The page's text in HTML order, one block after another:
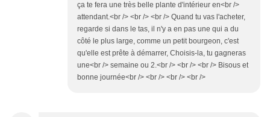
ça te fera une très belle plante d'intérieur en<br />
attendant.<br /> <br /> <br /> Quand tu vas l'acheter,
regarde si dans le tas, il n'y a en pas une qui a du
côté le plus large, comme un petit bourgeon, c'est
qu'elle est prête à démarrer, Choisis-la, tu gagneras
une<br /> semaine ou 2.<br /> <br /> <br /> Bisous et
bonne journée<br /> <br /> <br /> <br />